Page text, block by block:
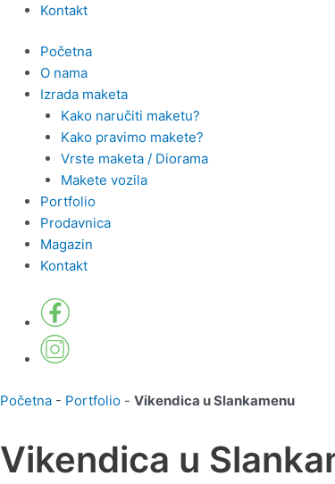
Kontakt
Početna
O nama
Izrada maketa
Kako naručiti maketu?
Kako pravimo makete?
Vrste maketa / Diorama
Makete vozila
Portfolio
Prodavnica
Magazin
Kontakt
Početna - Portfolio - Vikendica u Slankamenu
Vikendica u